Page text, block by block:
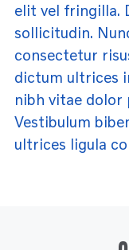
Motoren
Reman
Reman –
Reman -
Reman – Industrie
elit vel fringilla.
sollicitudin.
consectetur
dictum ultrices
nibh vitae dolor
Vestibulum
ultrices ligula